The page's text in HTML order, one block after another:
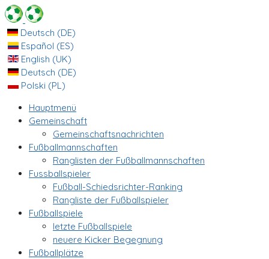
Deutsch (DE)
Español (ES)
English (UK)
Deutsch (DE)
Polski (PL)
Hauptmenü
Gemeinschaft
Gemeinschaftsnachrichten
Fußballmannschaften
Ranglisten der Fußballmannschaften
Fussballspieler
Fußball-Schiedsrichter-Ranking
Rangliste der Fußballspieler
Fußballspiele
letzte Fußballspiele
neuere Kicker Begegnung
Fußballplätze